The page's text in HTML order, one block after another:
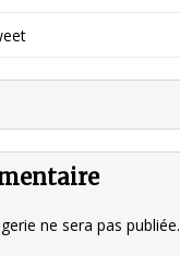
ne sera pas publiée.